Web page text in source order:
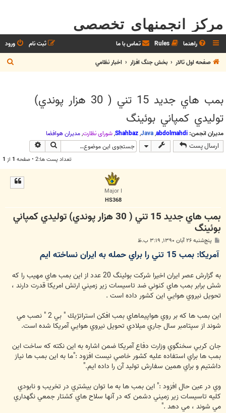
مرکز انجمنهای تخصصی
راهنما Rules تماس با ما ورود
ثبت نام
صفحه اول تالار
بخش جنگ افزار اخبار نظامي
س
بمب هاي جديد 15 تني ( 30 هزار پوندي)
توليدي كمپاني بوئينگ
مدیران انجمن: abdolmahdi
,
Java
,
Shahbaz
,شوراي نظارت,مديران هوافضا
ارسال پست جستجو
تعداد پست ها:2 • صفحه 1 از 1
Major I
HS368
بمب هاي جديد 15 تني ( 30 هزار پوندي) توليدي كمپاني
بوئينگ
س
ت
پنج‌شنبه ۲۶ آبان ۱۳۹۰, ۳:۱۹ ب.ظ
آمريكا: بمب 15 تني را براي حمله به ايران نساخته ايم
به گزارش عصر ايران اخيرا شركت بوئينگ 20 عدد از اين بمب هاي مهيب را كه
شش برابر بمب هاي كنوني ضد تاسيسات زير زميني ارتش امريكا قدرت دارند ،
تحويل نيروي هوايي اين كشور داده است .
اين بمب ها كه بر روي هواپيماهاي بمب افكن استراتژيك " بي 2 " نصب مي
شوند از سپتامبر سال جاري ميلادي تحويل نيروي هوايي آمريكا شده است.
جان كربي سخنگوي وزارت دفاع آمريكا ضمن اشاره به اين نكته كه ساخت اين
بمب ها براي استفاده عليه كشور خاصي نيست افزود :‌"‌ما به اين بمب ها نياز
داشتيم و براي همين سفارش توليد آن را داده ايم."
وي در عين حال افزود :‌" اين بمب ها به ما توان بيشتري در تخريب و نابودي
كليه تاسيسات زير زميني دشمن كه در آنها سلاح هاي كشتار جمعي نگهداري
مي شوند ، مي دهد ."